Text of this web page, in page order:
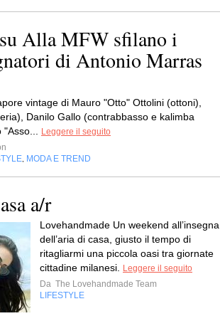
Alla MFW sfilano i
di Antonio Marras
vintage di Mauro "Otto" Ottolini (ottoni),
Danilo Gallo (contrabbasso e kalimba
"Asso... Leggere il seguito
, MODA E TREND
a/r
Lovehandmade Un weekend all’insegna
dell’aria di casa, giusto il tempo di
ritagliarmi una piccola oasi tra giornate
cittadine milanesi. Leggere il seguito
Da The Lovehandmade Team
LIFESTYLE